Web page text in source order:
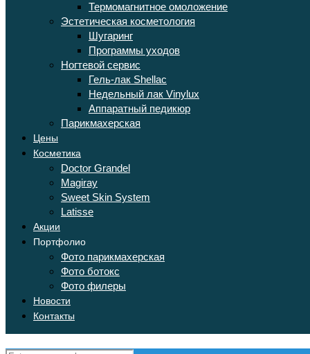
Термомагнитное омоложение
Эстетическая косметология
Шугаринг
Программы уходов
Ногтевой сервис
Гель-лак Shellac
Недельный лак Vinylux
Аппаратный педикюр
Парикмахерская
Цены
Косметика
Doctor Grandel
Magiray
Sweet Skin System
Latisse
Акции
Портфолио
Фото парикмахерская
Фото ботокс
Фото филеры
Новости
Контакты